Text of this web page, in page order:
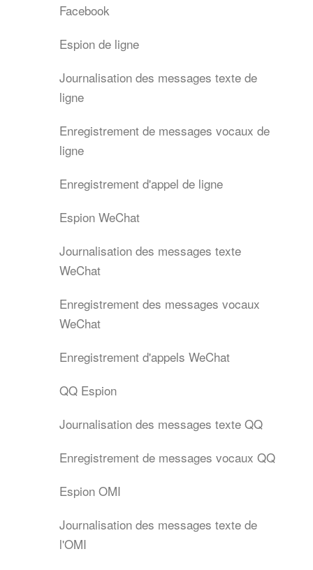
Facebook
Espion de ligne
Journalisation des messages texte de
ligne
Enregistrement de messages vocaux de
ligne
Enregistrement d'appel de ligne
Espion WeChat
Journalisation des messages texte
WeChat
Enregistrement des messages vocaux
WeChat
Enregistrement d'appels WeChat
QQ Espion
Journalisation des messages texte QQ
Enregistrement de messages vocaux QQ
Espion OMI
Journalisation des messages texte de
l'OMI